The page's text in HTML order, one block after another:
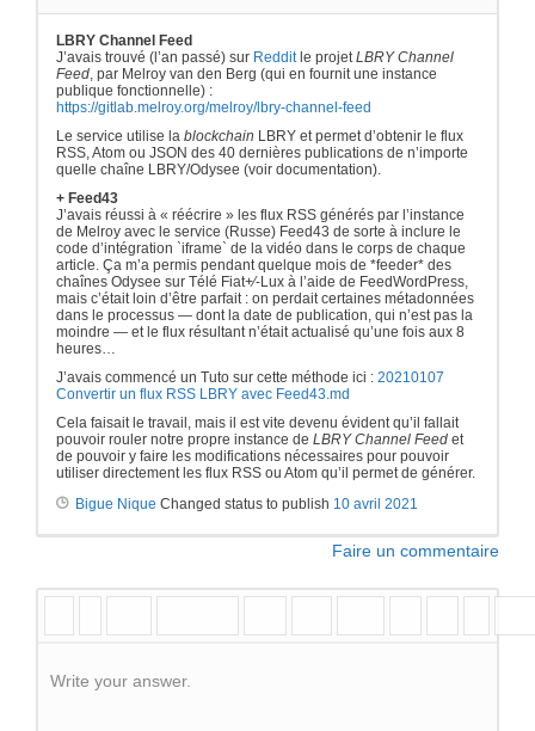
LBRY Channel Feed
J’avais trouvé (l’an passé) sur Redditle projetLBRY Channel
Feed, par Melroy van den Berg (qui en fournit une instance
publique fonctionnelle) :
https://gitlab.melroy.org/melroy/lbry-channel-feed
Le service utilise la blockchain LBRY et permet d’obtenir le flux
RSS, Atom ou JSON des 40 dernières publications de n’importe
quelle chaîne LBRY/Odysee (voir documentation).
+ Feed43
J’avais réussi à « réécrire » les flux RSS générés par l’instance
de Melroy avec le service (Russe) Feed43 de sorte à inclure le
code d’intégration `iframe` de la vidéo dans le corps de chaque
article. Ça m’a permis pendant quelque mois de *feeder* des
chaînes Odysee sur Télé Fiat+⁄-Lux à l’aide de FeedWordPress,
mais c’était loin d’être parfait : on perdait certaines métadonnées
dans le processus — dont la date de publication, qui n’est pas la
moindre — et le flux résultant n’était actualisé qu’une fois aux 8
heures…
J’avais commencé un Tuto sur cette méthode ici : 20210107
Convertir un flux RSS LBRY avec Feed43.md
Cela faisait le travail, mais il est vite devenu évident qu’il fallait
pouvoir rouler notre propre instance de LBRY Channel Feed et
de pouvoir y faire les modifications nécessaires pour pouvoir
utiliser directement les flux RSS ou Atom qu’il permet de générer.
Bigue Nique Changed status to publish 10 avril 2021
Faire un commentaire
Write your answer.